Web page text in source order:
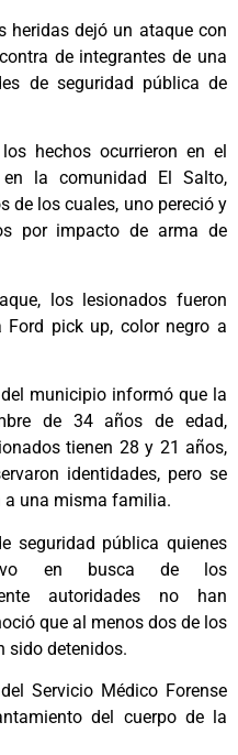
heridas dejó un ataque con
de integrantes de una
de seguridad pública de
hechos ocurrieron en el
la comunidad El Salto,
de los cuales, uno pereció y
por impacto de arma de
los lesionados fueron
pick up, color negro a
municipio informó que la
de 34 años de edad,
tienen 28 y 21 años,
identidades, pero se
a una misma familia.
seguridad pública quienes
en busca de los
autoridades no han
que al menos dos de los
sido detenidos.
Servicio Médico Forense
del cuerpo de la